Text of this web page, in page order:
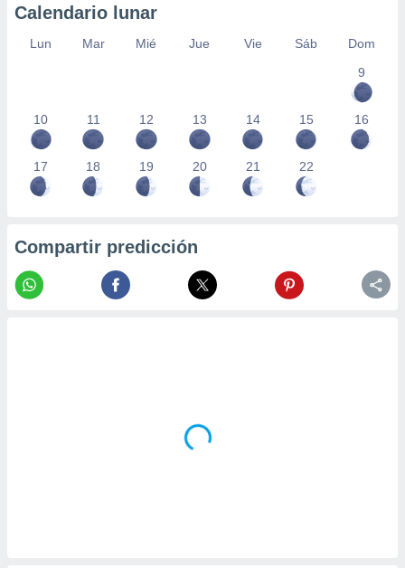
Calendario lunar
Lun Mar Mié Jue Vie Sáb
Dom
9
10 11 12 13 14 15 16
17 18 19 20 21 22
Compartir predicción